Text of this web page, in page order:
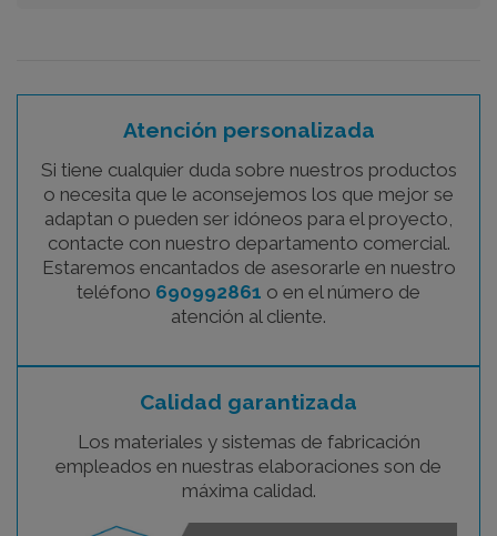
Atención personalizada
Si tiene cualquier duda sobre nuestros productos
o necesita que le aconsejemos los que mejor se
adaptan o pueden ser idóneos para el proyecto,
contacte con nuestro departamento comercial.
Estaremos encantados de asesorarle en nuestro
teléfono 690992861 o en el número de
atención al cliente.
Calidad garantizada
Los materiales y sistemas de fabricación
empleados en nuestras elaboraciones son de
máxima calidad.